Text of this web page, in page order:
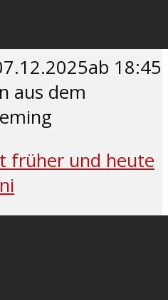
18:45
aus dem
früher und heute